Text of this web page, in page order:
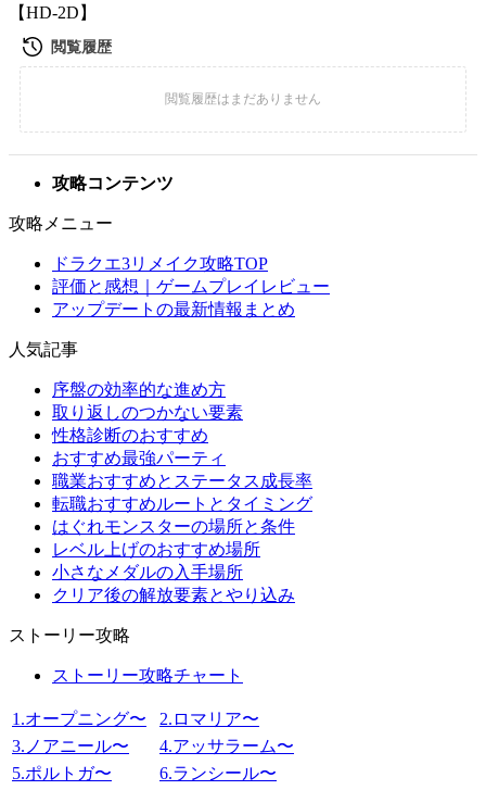
【HD-2D】
攻略コンテンツ
攻略メニュー
ドラクエ3リメイク攻略TOP
評価と感想｜ゲームプレイレビュー
アップデートの最新情報まとめ
人気記事
序盤の効率的な進め方
取り返しのつかない要素
性格診断のおすすめ
おすすめ最強パーティ
職業おすすめとステータス成長率
転職おすすめルートとタイミング
はぐれモンスターの場所と条件
レベル上げのおすすめ場所
小さなメダルの入手場所
クリア後の解放要素とやり込み
ストーリー攻略
ストーリー攻略チャート
1.オープニング〜
2.ロマリア〜
3.ノアニール〜
4.アッサラーム〜
5.ポルトガ〜
6.ランシール〜